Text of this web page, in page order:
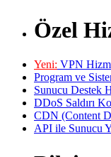
Özel
Yeni: VPN
Program ve
Sunucu Destek
DDoS Saldırı
CDN (Content
API ile Sunucu